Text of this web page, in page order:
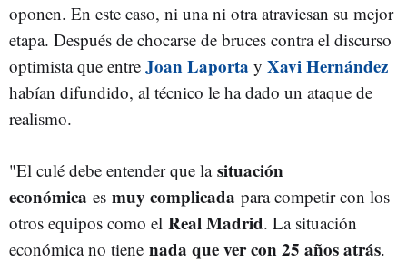
oponen. En este caso, ni una ni otra atraviesan su mejor
etapa. Después de chocarse de bruces contra el discurso
optimista que entre Joan Laporta y Xavi Hernández
habían difundido, al técnico le ha dado un ataque de
realismo.
"El culé debe entender que la situación
económica es muy complicada para competir con los
otros equipos como el Real Madrid. La situación
económica no tiene nada que ver con 25 años atrás.